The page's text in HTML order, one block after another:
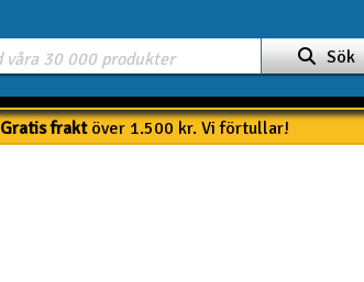
Sök
Gratis fraktöver 1.500 kr. Vi förtullar!